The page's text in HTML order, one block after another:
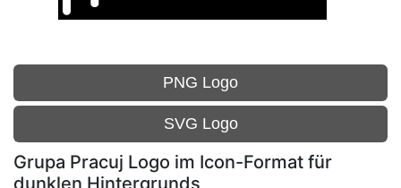
PNG Logo
SVG Logo
Grupa Pracuj Logo im Icon-Format für
dunklen Hintergrunds